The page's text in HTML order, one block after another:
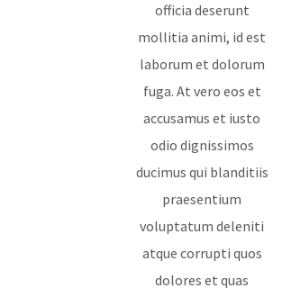
officia deserunt
mollitia animi, id est
laborum et dolorum
fuga. At vero eos et
accusamus et iusto
odio dignissimos
ducimus qui blanditiis
praesentium
voluptatum deleniti
atque corrupti quos
dolores et quas